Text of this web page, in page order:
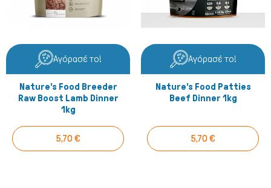
Αγόρασέ το!
Nature's Food Breeder
Raw Boost Lamb Dinner
1kg
5,70 €
Αγόρασέ το!
Nature's Food Patties
Beef Dinner 1kg
5,70 €